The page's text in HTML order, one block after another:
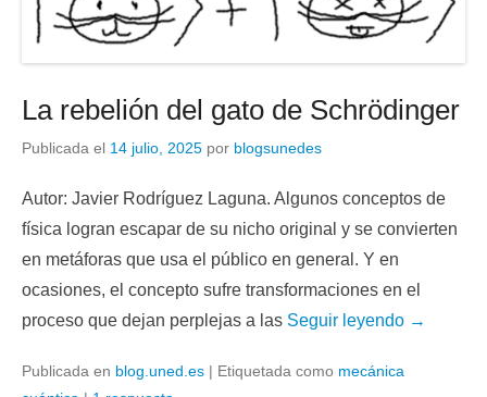
La rebelión del gato de Schrödinger
Publicada el 14 julio, 2025 por blogsunedes
Autor: Javier Rodríguez Laguna. Algunos conceptos de
física logran escapar de su nicho original y se convierten
en metáforas que usa el público en general. Y en
ocasiones, el concepto sufre transformaciones en el
proceso que dejan perplejas a las Seguir leyendo →
Publicada en blog.uned.es | Etiquetada como mecánica